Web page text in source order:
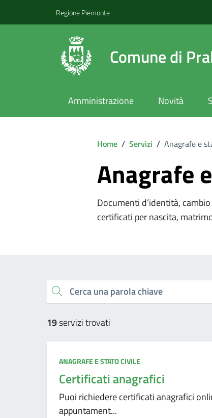
Regione Piemonte
Comune di
Amministrazione Novità
Home / Servizi / Anagrafe e
Anagrafe
Documenti d’identità,
certificati per nascita,
Cerca una parola chiave
19servizi trovati
ANAGRAFE E STATO CIVILE
Certificati anagrafici
Puoi richiedere certificati anagrafici
appuntament...